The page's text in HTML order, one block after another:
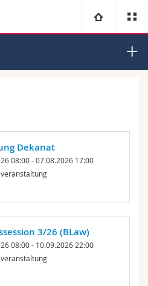
Fak.
Fak.
Bildungswissenschaften
Dekanat
08:00 - 07.08.2026 17:00
3/26 (BLaw)
08:00 - 10.09.2026 22:00